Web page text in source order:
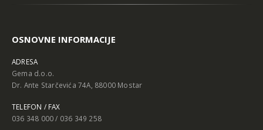
OSNOVNE INFORMACIJE
ADRESA
Gema d.o.o.
Dr. Ante Starčevića 74A, 88000 Mostar
TELEFON / FAX
036 348 000 / 036 349 258